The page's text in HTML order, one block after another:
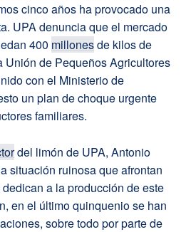
cinco años ha provocado una
UPA denuncia que el mercado
400 millonesde kilos de
Unión de Pequeños Agricultores
con el Ministerio de
un plan de choque urgente
familiares.
del limón de UPA, Antonio
situación ruinosa que afrontan
a la producción de este
en el último quinquenio se han
sobre todo por parte de